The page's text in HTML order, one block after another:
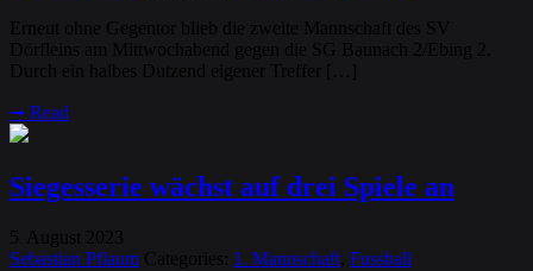
Erneut ohne Gegentor blieb die zweite Mannschaft des SV
Dörfleins am Mittwochabend gegen die SG Baunach 2/Ebing 2.
Durch ein halbes Dutzend eigener Treffer […]
➞ Read
Siegesserie wächst auf drei Spiele an
5 August
2023
Sebastian Pflaum Categories: 1. Mannschaft Fussball